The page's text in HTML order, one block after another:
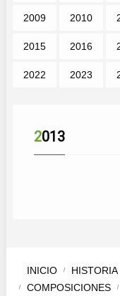
2009 2010
2015 2016
2022 2023
2013
INICIO HISTORIA
COMPOSICIONES